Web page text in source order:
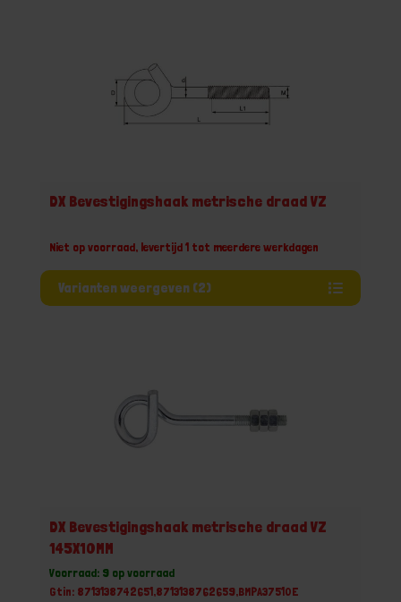
DX Bevestigingshaak metrische draad VZ
Niet op voorraad, levertijd 1 tot meerdere werkdagen
Varianten weergeven (2)
DX Bevestigingshaak metrische draad VZ
145X10MM
Voorraad: 9 op voorraad
Gtin: 8713138742651,8713138762659,BMPA37510E